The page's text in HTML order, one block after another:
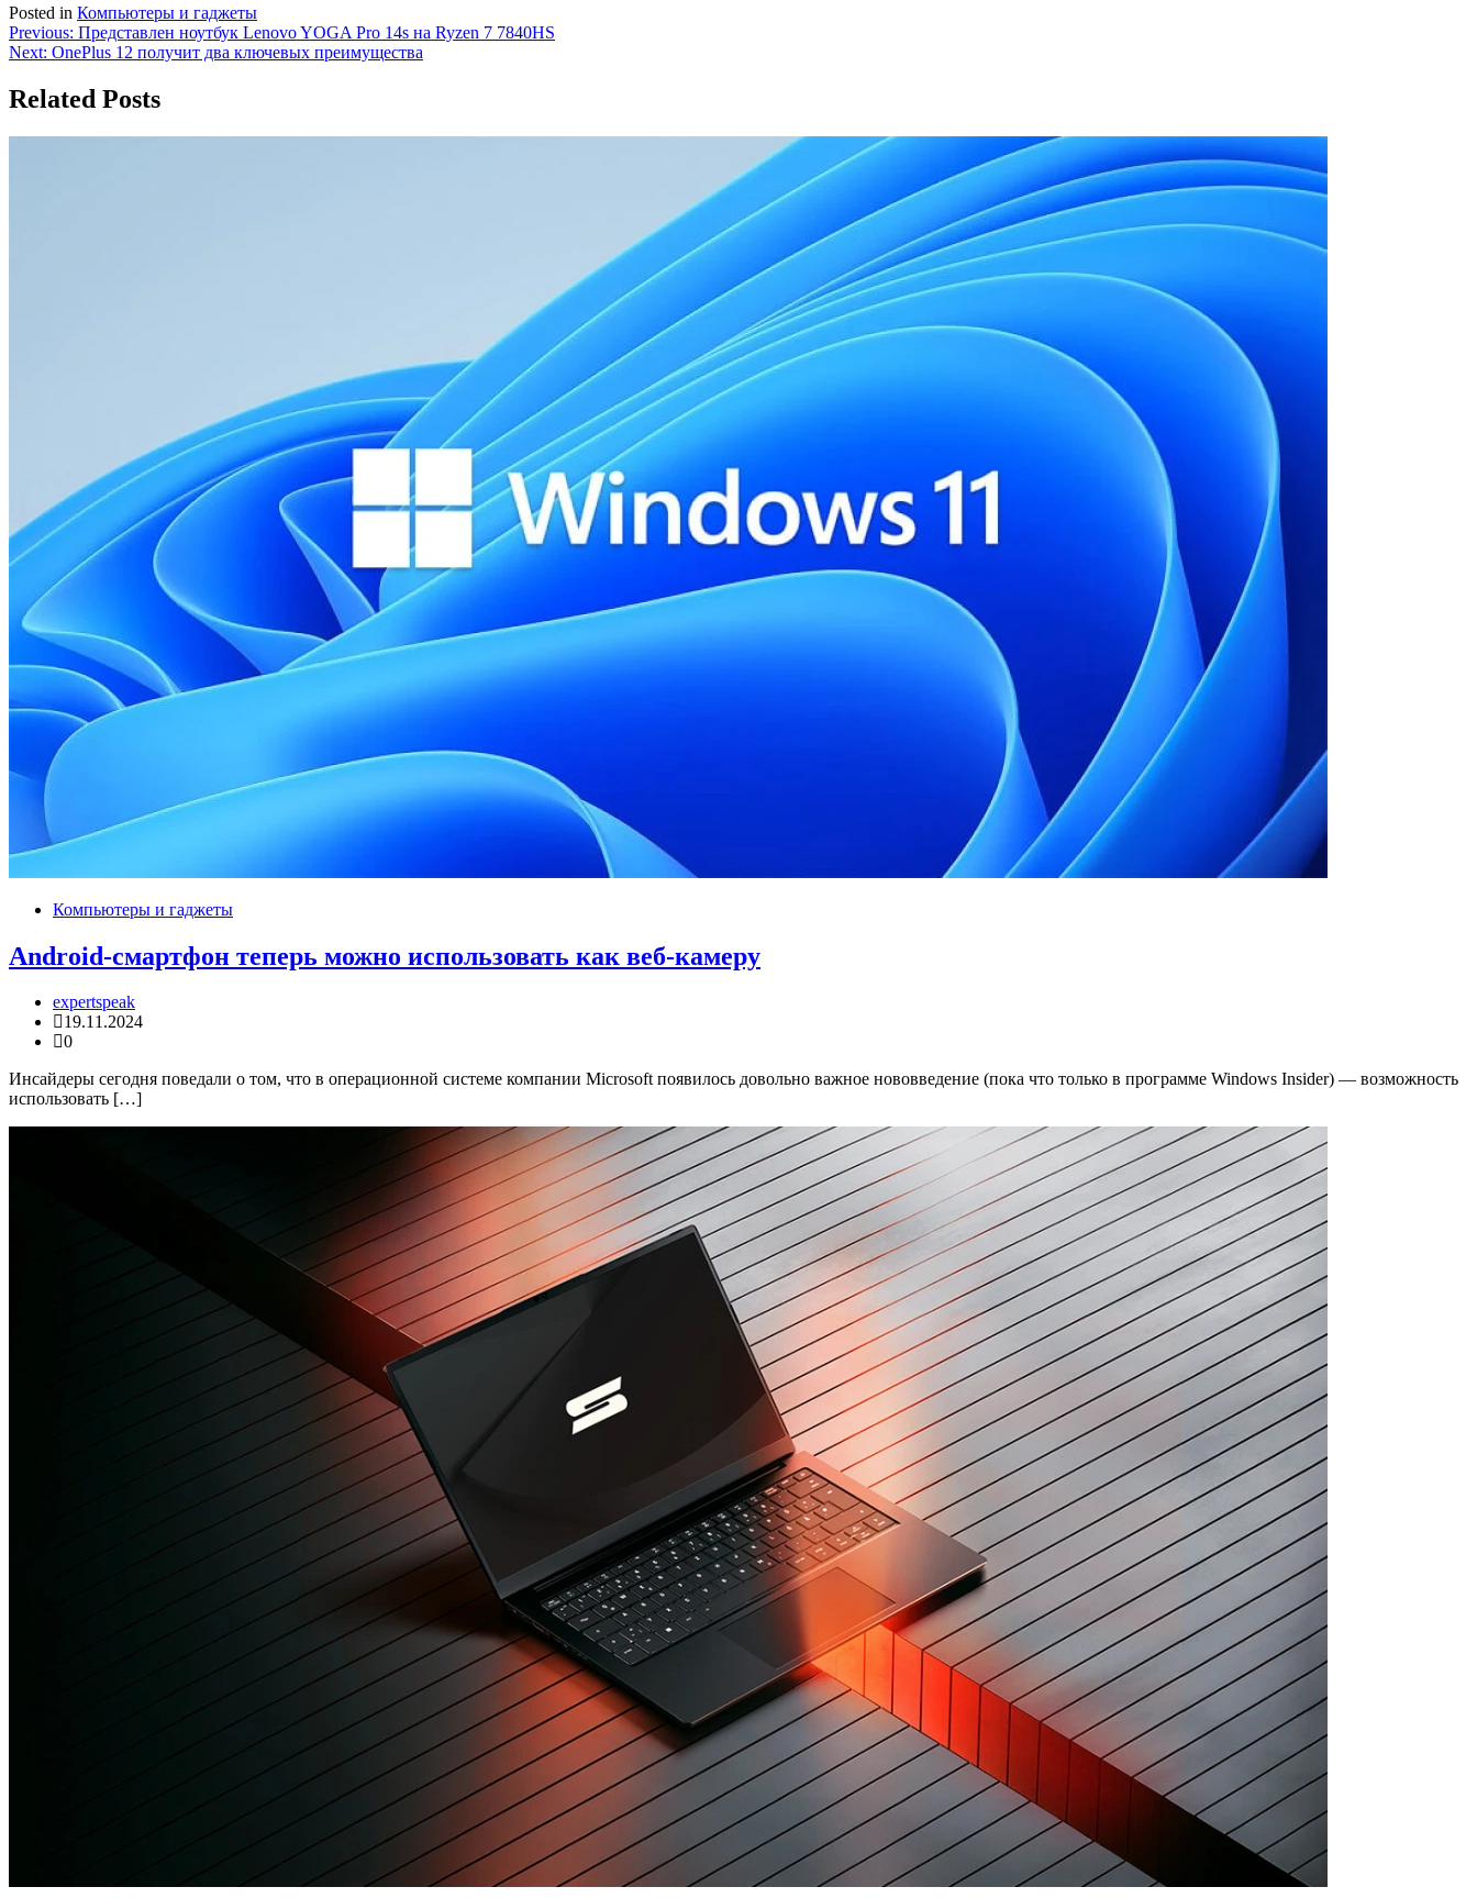
Posted in Компьютеры и гаджеты
Навигация
по
записям
Previous: Представлен ноутбук Lenovo YOGA Pro 14s на Ryzen 7 7840HS
Next: OnePlus 12 получит два ключевых преимущества
Related Posts
Компьютеры и гаджеты
Android-смартфон теперь можно использовать как веб-камеру
expertspeak
19.11.2024
0
Инсайдеры сегодня поведали о том, что в операционной системе компании Microsoft появилось довольно важное нововведение (пока что только в программе Windows Insider) — возможность
использовать […]